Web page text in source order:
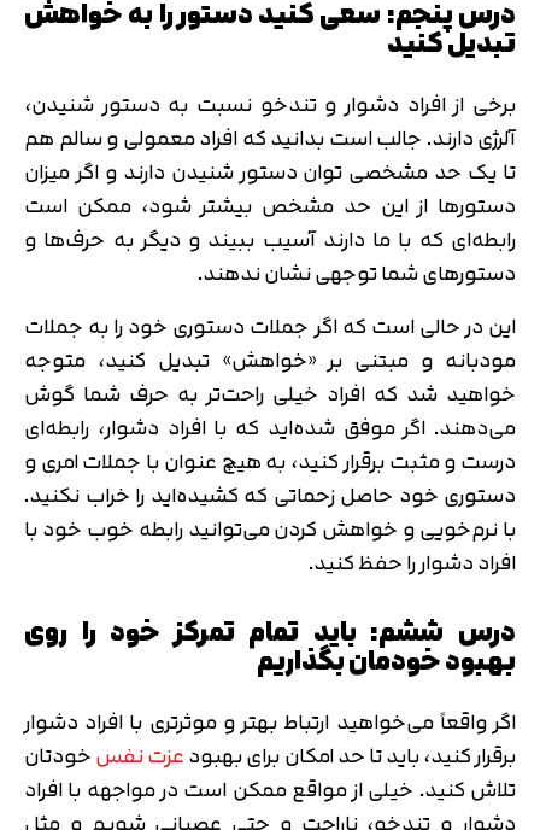
درس پنجم: سعی کنید دستور را به خواهش
تبدیل کنید
برخی از افراد دشوار و تندخو نسبت به دستور شنیدن،
آلرژی دارند. جالب است بدانید که افراد معمولی و سالم هم
تا یک حد مشخصی توان دستور شنیدن دارند و اگر میزان
دستورها از این حد مشخص بیشتر شود، ممکن است
رابطه‌ای که با ما دارند آسیب ببیند و دیگر به حرف‌ها و
دستورهای شما توجهی نشان ندهند.
این در حالی است که اگر جملات دستوری خود را به جملات
مودبانه و مبتنی بر «خواهش» تبدیل کنید، متوجه
خواهید شد که افراد خیلی راحت‌تر به حرف شما گوش
می‌دهند. اگر موفق شده‌اید که با افراد دشوار، رابطه‌ای
درست و مثبت برقرار کنید، به هیچ عنوان با جملات امری و
دستوری خود حاصل زحماتی که کشیده‌اید را خراب نکنید.
با نرم‌خویی و خواهش کردن می‌توانید رابطه خوب خود با
افراد دشوار را حفظ کنید.
درس ششم: باید تمام تمرکز خود را روی
بهبود خودمان بگذاریم
اگر واقعاً می‌خواهید ارتباط بهتر و موثرتری با افراد دشوار
برقرار کنید، باید تا حد امکان برای بهبودعزت نفسخودتان
تلاش کنید. خیلی از مواقع ممکن است در مواجهه با افراد